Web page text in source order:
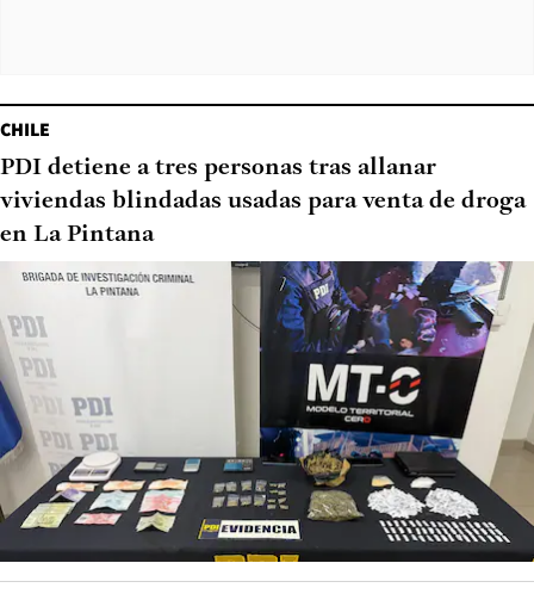
CHILE
PDI detiene a tres personas tras allanar
viviendas blindadas usadas para venta de droga
en La Pintana